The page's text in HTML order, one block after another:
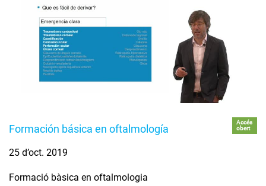
Formación básica en oftalmología
Accés
obert
25 d’oct. 2019
Formació bàsica en oftalmologia